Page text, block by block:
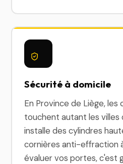
Sécurité à domicile
En Province de Liège, les
touchent autant les villes
installe des cylindres
cornières anti-effraction
évaluer vos portes, c'est